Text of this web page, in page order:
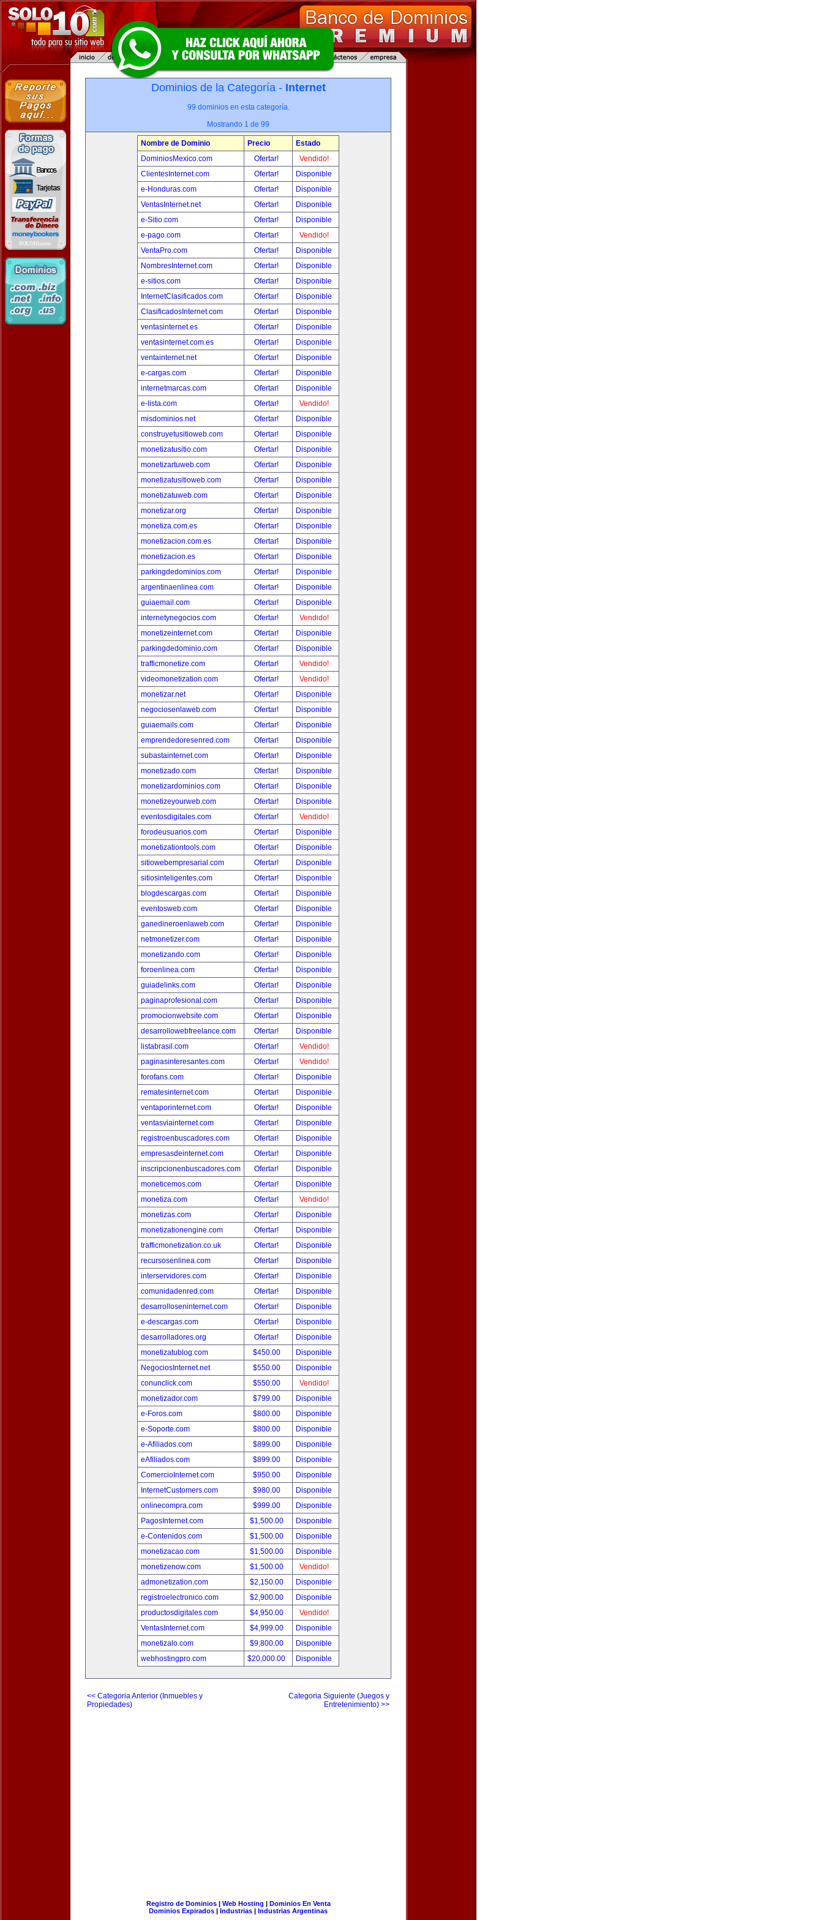
Dominios de la Categoría - Internet
99 dominios en esta categoría.
Mostrando 1 de 99
Nombre de Dominio Precio
Estado
DominiosMexico.com
Ofertar!
Vendido!
ClientesInternet.com
Ofertar!
Disponible
e-Honduras.com
Ofertar!
Disponible
VentasInternet.net
Ofertar!
Disponible
e-Sitio.com
Ofertar!
Disponible
e-pago.com
Ofertar!
Vendido!
VentaPro.com
Ofertar!
Disponible
NombresInternet.com
Ofertar!
Disponible
e-sitios.com
Ofertar!
Disponible
InternetClasificados.com
Ofertar!
Disponible
ClasificadosInternet.com
Ofertar!
Disponible
ventasinternet.es
Ofertar!
Disponible
ventasinternet.com.es
Ofertar!
Disponible
ventainternet.net
Ofertar!
Disponible
e-cargas.com
Ofertar!
Disponible
internetmarcas.com
Ofertar!
Disponible
e-lista.com
Ofertar!
Vendido!
misdominios.net
Ofertar!
Disponible
construyetusitioweb.com
Ofertar!
Disponible
monetizatusitio.com
Ofertar!
Disponible
monetizartuweb.com
Ofertar!
Disponible
monetizatusitioweb.com
Ofertar!
Disponible
monetizatuweb.com
Ofertar!
Disponible
monetizar.org
Ofertar!
Disponible
monetiza.com.es
Ofertar!
Disponible
monetizacion.com.es
Ofertar!
Disponible
monetizacion.es
Ofertar!
Disponible
parkingdedominios.com
Ofertar!
Disponible
argentinaenlinea.com
Ofertar!
Disponible
guiaemail.com
Ofertar!
Disponible
internetynegocios.com
Ofertar!
Vendido!
monetizeinternet.com
Ofertar!
Disponible
parkingdedominio.com
Ofertar!
Disponible
trafficmonetize.com
Ofertar!
Vendido!
videomonetization.com
Ofertar!
Vendido!
monetizar.net
Ofertar!
Disponible
negociosenlaweb.com
Ofertar!
Disponible
guiaemails.com
Ofertar!
Disponible
emprendedoresenred.com
Ofertar!
Disponible
subastainternet.com
Ofertar!
Disponible
monetizado.com
Ofertar!
Disponible
monetizardominios.com
Ofertar!
Disponible
monetizeyourweb.com
Ofertar!
Disponible
eventosdigitales.com
Ofertar!
Vendido!
forodeusuarios.com
Ofertar!
Disponible
monetizationtools.com
Ofertar!
Disponible
sitiowebempresarial.com
Ofertar!
Disponible
sitiosinteligentes.com
Ofertar!
Disponible
blogdescargas.com
Ofertar!
Disponible
eventosweb.com
Ofertar!
Disponible
ganedineroenlaweb.com
Ofertar!
Disponible
netmonetizer.com
Ofertar!
Disponible
monetizando.com
Ofertar!
Disponible
foroenlinea.com
Ofertar!
Disponible
guiadelinks.com
Ofertar!
Disponible
paginaprofesional.com
Ofertar!
Disponible
promocionwebsite.com
Ofertar!
Disponible
desarrollowebfreelance.com
Ofertar!
Disponible
listabrasil.com
Ofertar!
Vendido!
paginasinteresantes.com
Ofertar!
Vendido!
forofans.com
Ofertar!
Disponible
rematesinternet.com
Ofertar!
Disponible
ventaporinternet.com
Ofertar!
Disponible
ventasviainternet.com
Ofertar!
Disponible
registroenbuscadores.com
Ofertar!
Disponible
empresasdeinternet.com
Ofertar!
Disponible
inscripcionenbuscadores.com
Ofertar!
Disponible
moneticemos.com
Ofertar!
Disponible
monetiza.com
Ofertar!
Vendido!
monetizas.com
Ofertar!
Disponible
monetizationengine.com
Ofertar!
Disponible
trafficmonetization.co.uk
Ofertar!
Disponible
recursosenlinea.com
Ofertar!
Disponible
interservidores.com
Ofertar!
Disponible
comunidadenred.com
Ofertar!
Disponible
desarrolloseninternet.com
Ofertar!
Disponible
e-descargas.com
Ofertar!
Disponible
desarrolladores.org
Ofertar!
Disponible
monetizatublog.com
$450.00
Disponible
NegociosInternet.net
$550.00
Disponible
conunclick.com
$550.00
Vendido!
monetizador.com
$799.00
Disponible
e-Foros.com
$800.00
Disponible
e-Soporte.com
$800.00
Disponible
e-Afiliados.com
$899.00
Disponible
eAfiliados.com
$899.00
Disponible
ComercioInternet.com
$950.00
Disponible
InternetCustomers.com
$980.00
Disponible
onlinecompra.com
$999.00
Disponible
PagosInternet.com
$1,500.00
Disponible
e-Contenidos.com
$1,500.00
Disponible
monetizacao.com
$1,500.00
Disponible
monetizenow.com
$1,500.00
Vendido!
admonetization.com
$2,150.00
Disponible
registroelectronico.com
$2,900.00
Disponible
productosdigitales.com
$4,950.00
Vendido!
VentasInternet.com
$4,999.00
Disponible
monetizalo.com
$9,800.00
Disponible
webhostingpro.com
$20,000.00 Disponible
<< Categoria Anterior (Inmuebles y
Propiedades)
Categoria Siguiente (Juegos y
Entretenimiento) >>
Registro de Dominios| Web Hosting | Dominios En Venta
Dominios Expirados | Industrias | Industrias Argentinas